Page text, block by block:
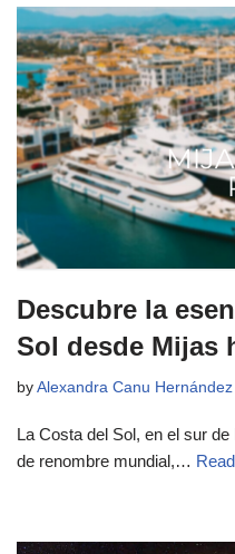
Descubre la
Sol desde Mijas
by Alexandra Canu Hernández
La Costa del Sol, en el sur
de renombre mundial,…